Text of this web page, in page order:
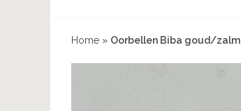
Home » Oorbellen Biba goud/zalm